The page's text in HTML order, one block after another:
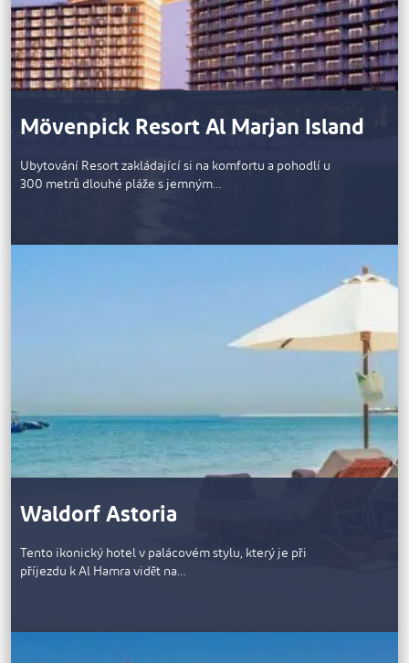
Mövenpick Resort Al Marjan Island
Ubytování Resort zakládající si na komfortu a pohodlí u
300 metrů dlouhé pláže s jemným…
Waldorf Astoria
Tento ikonický hotel v palácovém stylu, který je při
příjezdu k Al Hamra vidět na…